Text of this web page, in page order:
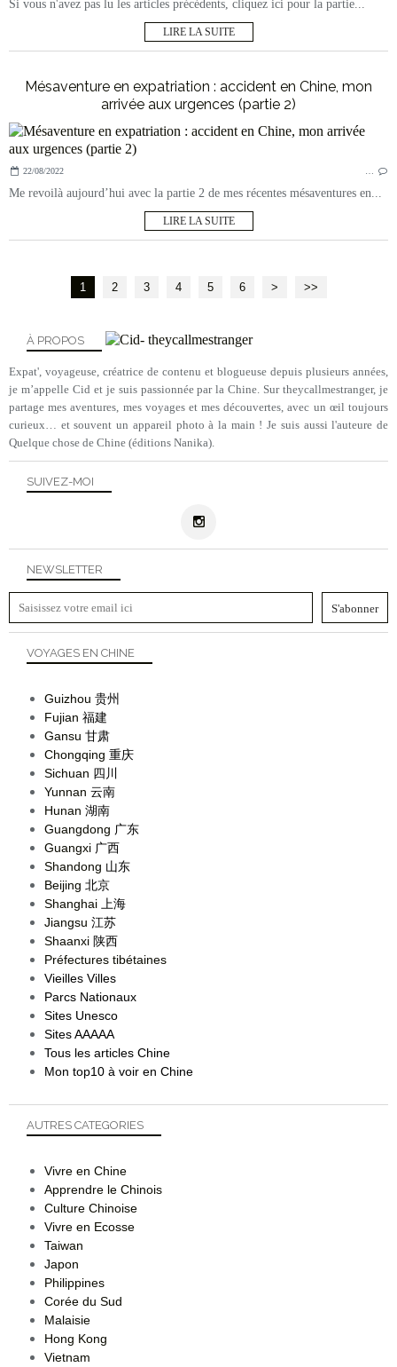
Si vous n'avez pas lu les articles précédents, cliquez ici pour la partie...
LIRE LA SUITE
Mésaventure en expatriation : accident en Chine, mon
arrivée aux urgences (partie 2)
22/08/2022 …
Me revoilà aujourd’hui avec la partie 2 de mes récentes mésaventures en...
LIRE LA SUITE
1 2 3 4 5 6 > >>
NEWSLETTER
SUIVEZ-MOI
À PROPOS
Expat', voyageuse, créatrice de contenu et blogueuse depuis plusieurs années,
je m’appelle Cid et je suis passionnée par la Chine. Sur theycallmestranger, je
partage mes aventures, mes voyages et mes découvertes, avec un œil toujours
curieux… et souvent un appareil photo à la main ! Je suis aussi l'auteure de
Quelque chose de Chine (éditions Nanika).
VOYAGES EN CHINE
Guizhou 贵州
Fujian 福建
Gansu 甘肃
Chongqing 重庆
Sichuan 四川
Yunnan 云南
Hunan 湖南
Guangdong 广东
Guangxi 广西
Shandong 山东
Beijing 北京
Shanghai 上海
Jiangsu 江苏
Shaanxi 陕西
Préfectures tibétaines
Vieilles Villes
Parcs Nationaux
Sites Unesco
Sites AAAAA
Tous les articles Chine
Mon top10 à voir en Chine
AUTRES CATEGORIES
Vivre en Chine
Apprendre le Chinois
Culture Chinoise
Vivre en Ecosse
Taiwan
Japon
Philippines
Corée du Sud
Malaisie
Hong Kong
Vietnam